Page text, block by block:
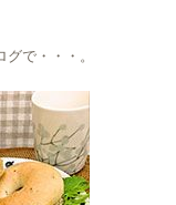
グで・・・。